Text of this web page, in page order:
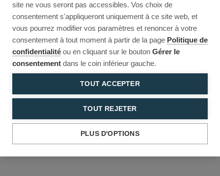
site ne vous seront pas accessibles. Vos choix de
consentement s'appliqueront uniquement à ce site web, et
vous pourrez modifier vos paramètres et renoncer à votre
consentement à tout moment à partir de la page Politique de
confidentialité ou en cliquant sur le bouton Gérer le
consentement dans le coin inférieur gauche.
TOUT ACCEPTER
TOUT REJETER
PLUS D'OPTIONS